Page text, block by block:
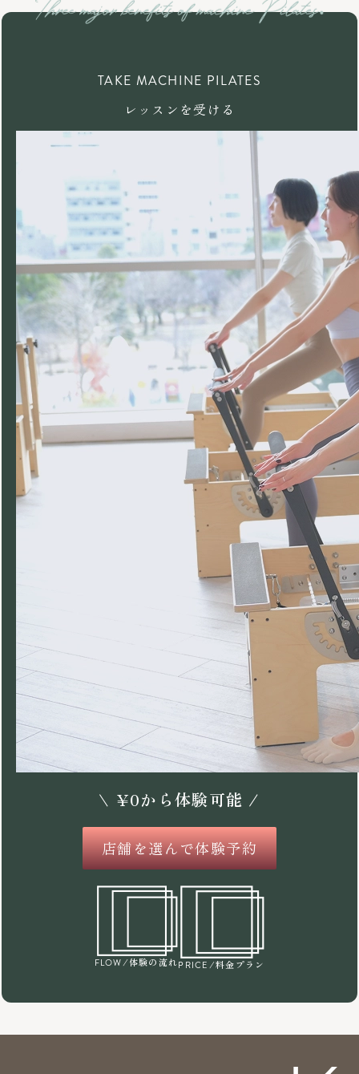
TAKE MACHINE PILATES
レッスンを受ける
\ ¥0から体験可能 /
店舗を選んで体験予約
FLOW /体験の流れPRICE /料金プラン